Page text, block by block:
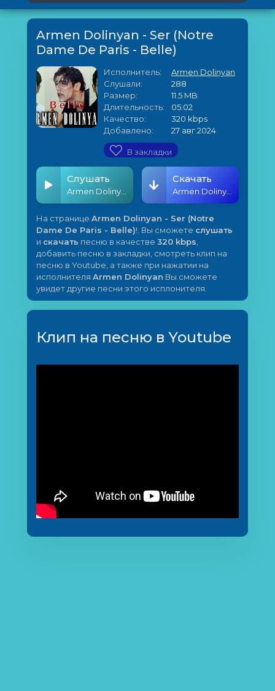
Armen Dolinyan - Ser (Notre
Dame De Paris - Belle)
Исполнитель:
Armen Dolinyan
Слушали:
288
Размер:
11.5 MB
Длительность:
05:02
Качество:
320 kbps
Добавлено:
27 авг 2024
В закладки
Слушать Скачать
Armen Dolinyan - Ser (Notre Dame De Paris - Belle)
На странице Armen Dolinyan - Ser (Notre
Dame De Paris - Belle)!. Вы сможете слушать
и скачать песню в качестве 320 kbps
добавить песню в закладки, смотреть клип на
песню в Youtube, а также при нажатии на
исполнителя Armen Dolinyan Вы сможете
увидет другие песни этого исплонителя.
Клип на песню в Youtube